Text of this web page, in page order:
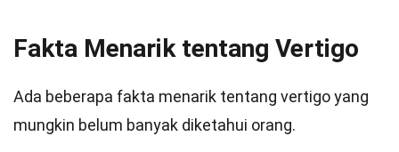
Fakta Menarik tentang Vertigo
Ada beberapa fakta menarik tentang vertigo yang
mungkin belum banyak diketahui orang.